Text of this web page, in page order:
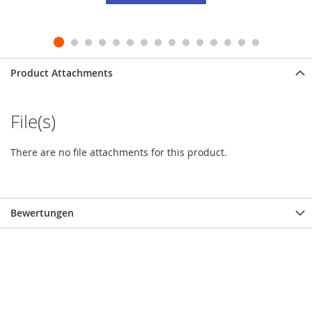
Product Attachments
File(s)
There are no file attachments for this product.
Bewertungen